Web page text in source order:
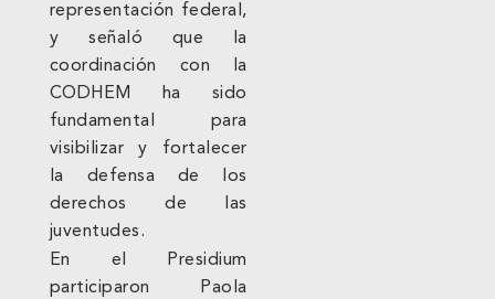
representación federal,
y señaló que la
coordinación con la
CODHEM ha sido
fundamental para
visibilizar y fortalecer
la defensa de los
derechos de las
juventudes.
En el Presidium
participaron Paola